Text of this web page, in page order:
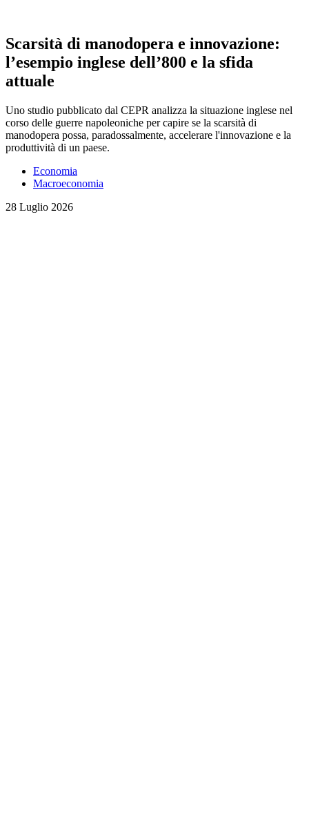
Scarsità di manodopera e innovazione:
l’esempio inglese dell’800 e la sfida
attuale
Uno studio pubblicato dal CEPR analizza la situazione inglese nel
corso delle guerre napoleoniche per capire se la scarsità di
manodopera possa, paradossalmente, accelerare l'innovazione e la
produttività di un paese.
Economia
Macroeconomia
28 Luglio 2026